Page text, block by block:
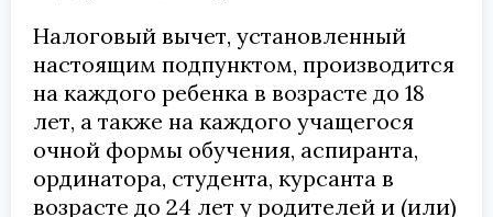
Налоговый вычет, установленный
настоящим подпунктом, производится
на каждого ребенка в возрасте до 18
лет, а также на каждого учащегося
очной формы обучения, аспиранта,
ординатора, студента, курсанта в
возрасте до 24 лет у родителей и (или)